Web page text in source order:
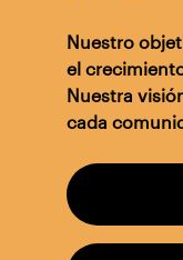
Nuestro
el
Nuestra
cada